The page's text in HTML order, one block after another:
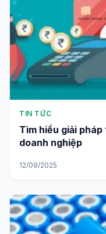
TIN TỨC
Tìm hiểu giải
doanh nghiệp
12/09/2025